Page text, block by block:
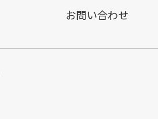
お問い合わせ